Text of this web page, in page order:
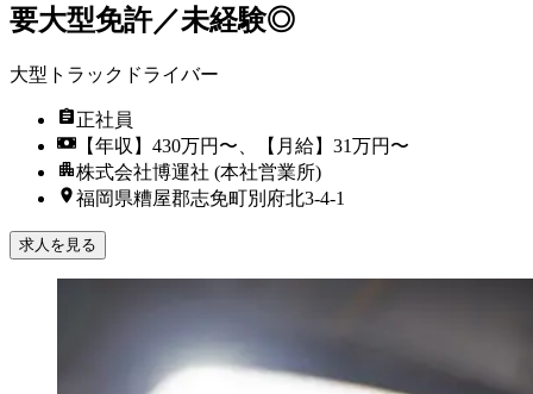
要大型免許／未経験◎
大型トラックドライバー
正社員
【年収】430万円〜、【月給】31万円〜
株式会社博運社 (本社営業所)
福岡県糟屋郡志免町別府北3-4-1
求人を見る